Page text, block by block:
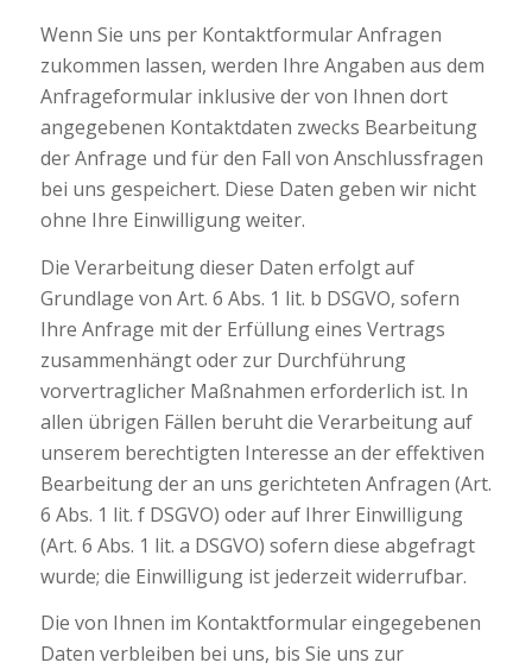
Wenn Sie uns per Kontaktformular Anfragen
zukommen lassen, werden Ihre Angaben aus dem
Anfrageformular inklusive der von Ihnen dort
angegebenen Kontaktdaten zwecks Bearbeitung
der Anfrage und für den Fall von Anschlussfragen
bei uns gespeichert. Diese Daten geben wir nicht
ohne Ihre Einwilligung weiter.
Die Verarbeitung dieser Daten erfolgt auf
Grundlage von Art. 6 Abs. 1 lit. b DSGVO, sofern
Ihre Anfrage mit der Erfüllung eines Vertrags
zusammenhängt oder zur Durchführung
vorvertraglicher Maßnahmen erforderlich ist. In
allen übrigen Fällen beruht die Verarbeitung auf
unserem berechtigten Interesse an der effektiven
Bearbeitung der an uns gerichteten Anfragen (Art.
6 Abs. 1 lit. f DSGVO) oder auf Ihrer Einwilligung
(Art. 6 Abs. 1 lit. a DSGVO) sofern diese abgefragt
wurde; die Einwilligung ist jederzeit widerrufbar.
Die von Ihnen im Kontaktformular eingegebenen
Daten verbleiben bei uns, bis Sie uns zur